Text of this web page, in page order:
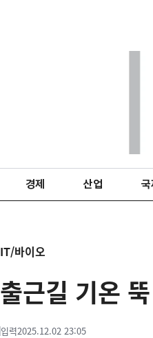
경제 산업 국
IT/바이오
출근길 기온
입력2025.12.02 23:05